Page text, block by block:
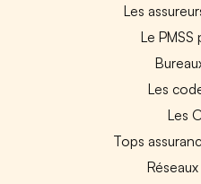
Les
Le
Les
Les
Tops